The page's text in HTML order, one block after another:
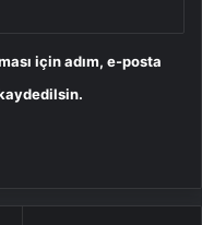
için adım, e-posta